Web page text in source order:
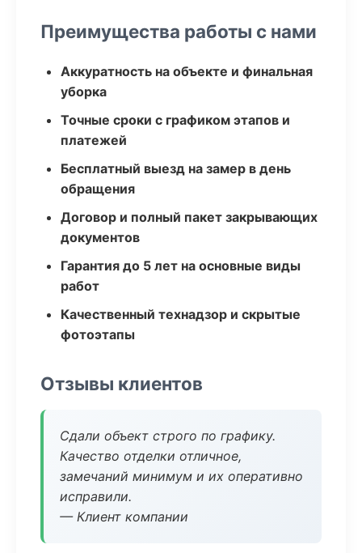
Преимущества работы с нами
Аккуратность на объекте и финальная
уборка
Точные сроки с графиком этапов и
платежей
Бесплатный выезд на замер в день
обращения
Договор и полный пакет закрывающих
документов
Гарантия до 5 лет на основные виды
работ
Качественный технадзор и скрытые
фотоэтапы
Отзывы клиентов
Сдали объект строго по графику.
Качество отделки отличное,
замечаний минимум и их оперативно
исправили.
— Клиент компании